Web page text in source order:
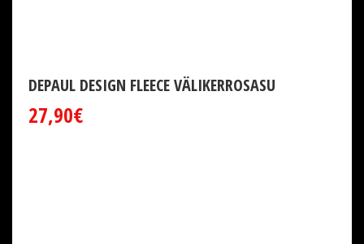
DEPAUL DESIGN FLEECE VÄLIKERROSASU
27,90€